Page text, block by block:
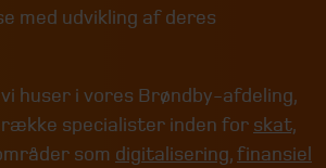
med udvikling af deres
huser i vores Brøndby-afdeling,
specialister inden for skat,
som digitalisering, finansiel